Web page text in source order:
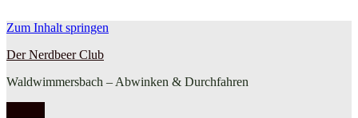
Zum Inhalt springen
Der Nerdbeer Club
Waldwimmersbach – Abwinken & Durchfahren